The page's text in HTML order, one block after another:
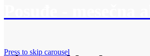
Press to skip carousel